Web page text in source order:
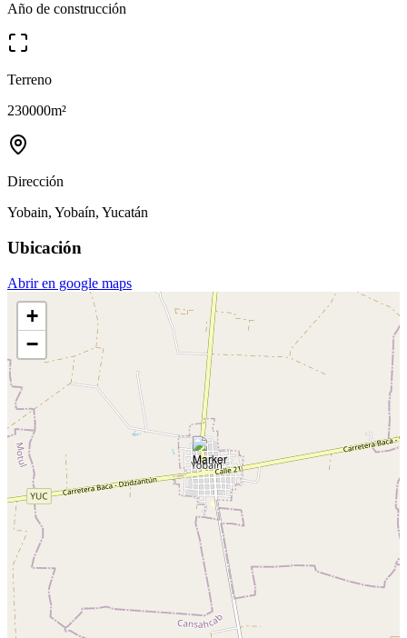
Año de construcción
Terreno
230000m²
Dirección
Yobain, Yobaín, Yucatán
Ubicación
Abrir en google maps
+
−